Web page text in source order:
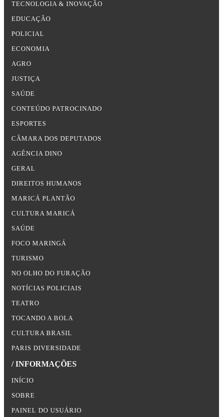
TECNOLOGIA & INOVAÇÃO
EDUCAÇÃO
POLICIAL
ECONOMIA
AGRO
JUSTIÇA
SAÚDE
CONTEÚDO PATROCINADO
ESPORTES
CÂMARA DOS DEPUTADOS
AGÊNCIA DINO
GERAL
DIREITOS HUMANOS
MARICÁ PLANTÃO
CULTURA MARICÁ
SAÚDE
FOCO MARINGÁ
TURISMO
NO OLHO DO FURAÇÃO
NOTÍCIAS POLICIAIS
TEATRO
TOCANDO A BOLA
CULTURA BRASIL
PARIS DIVERSIDADE
/ INFORMAÇÕES
INÍCIO
SOBRE
PAINEL DO USUÁRIO